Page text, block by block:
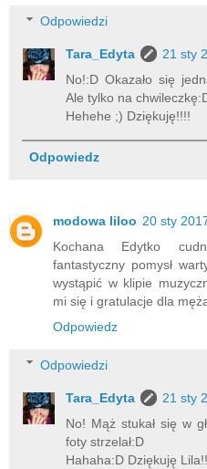
Odpowiedzi
Tara_Edyta
21 sty
No!:D Okazało się
Ale tylko na
Hehehe ;) Dziękuję!!!!
Odpowiedz
modowa liloo 20 sty
Kochana Edytko
fantastyczny pomysł
wystąpić w klipie
mi się i gratulacje dla
Odpowiedz
Odpowiedzi
Tara_Edyta
21 sty
No! Mąż stukał się w
foty strzelał:D
Hahaha:D Dziękuję